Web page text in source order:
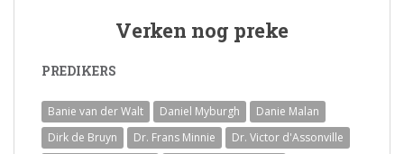
Verken nog preke
PREDIKERS
Banie van der Walt Daniel Myburgh
Danie Malan
Dirk de Bruyn
Dr. Frans Minnie
Dr. Victor d'Assonville